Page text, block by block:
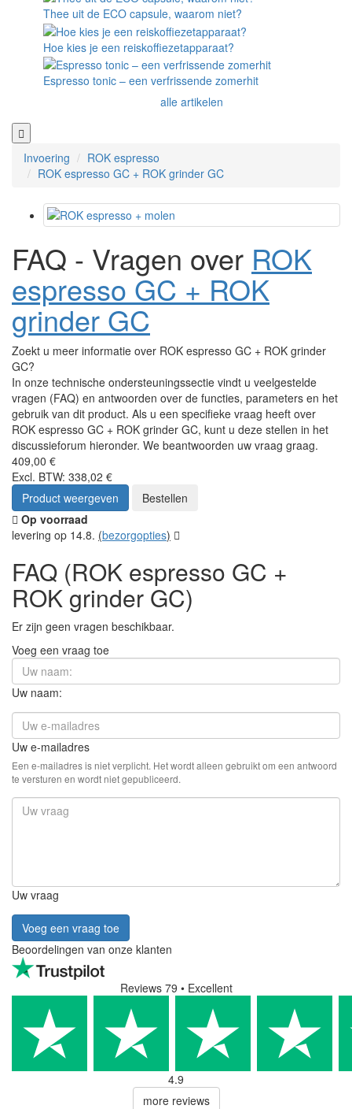
Thee uit de ECO capsule, waarom niet?
Hoe kies je een reiskoffiezetapparaat?
Espresso tonic – een verfrissende zomerhit
alle artikelen
Invoering
ROK espresso
ROK espresso GC + ROK grinder GC
FAQ - Vragen over ROK
espresso GC + ROK
grinder GC
Zoekt u meer informatie over ROK espresso GC + ROK grinder
GC?
In onze technische ondersteuningssectie vindt u veelgestelde
vragen (FAQ) en antwoorden over de functies, parameters en het
gebruik van dit product. Als u een specifieke vraag heeft over
ROK espresso GC + ROK grinder GC, kunt u deze stellen in het
discussieforum hieronder. We beantwoorden uw vraag graag.
409,00 €
Excl. BTW: 338,02 €
Product weergeven
Bestellen
Op voorraad
levering op 14.8. (bezorgopties)
FAQ (ROK espresso GC +
ROK grinder GC)
Er zijn geen vragen beschikbaar.
Voeg een vraag toe
Uw naam:
Uw e-mailadres
Een e-mailadres is niet verplicht. Het wordt alleen gebruikt om een antwoord
te versturen en wordt niet gepubliceerd.
Uw vraag
Voeg een vraag toe
Beoordelingen van onze klanten
Reviews 79 • Excellent
4.9
more reviews